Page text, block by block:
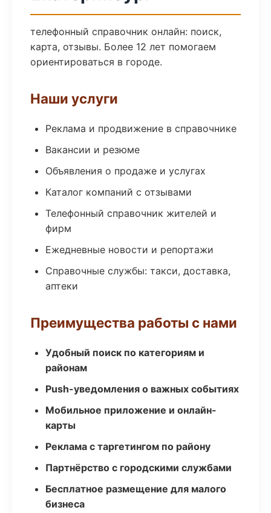
телефонный справочник онлайн: поиск,
карта, отзывы. Более 12 лет помогаем
ориентироваться в городе.
Наши услуги
Реклама и продвижение в справочнике
Вакансии и резюме
Объявления о продаже и услугах
Каталог компаний с отзывами
Телефонный справочник жителей и
фирм
Ежедневные новости и репортажи
Справочные службы: такси, доставка,
аптеки
Преимущества работы с нами
Удобный поиск по категориям и
районам
Push-уведомления о важных событиях
Мобильное приложение и онлайн-
карты
Реклама с таргетингом по району
Партнёрство с городскими службами
Бесплатное размещение для малого
бизнеса